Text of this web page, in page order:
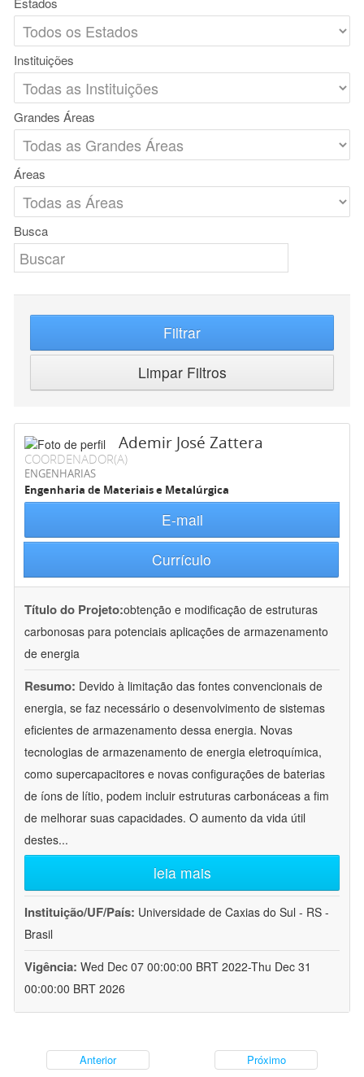
Instituições
Grandes Áreas
Áreas
Busca
Filtrar
Limpar Filtros
Ademir José Zattera
COORDENADOR(A)
ENGENHARIAS
Engenharia de Materiais e Metalúrgica
E-mail
Currículo
Título do Projeto:obtenção e modificação de estruturas
carbonosas para potenciais aplicações de armazenamento
de energia
Resumo: Devido à limitação das fontes convencionais de
energia, se faz necessário o desenvolvimento de sistemas
eficientes de armazenamento dessa energia. Novas
tecnologias de armazenamento de energia eletroquímica,
como supercapacitores e novas configurações de baterias
de íons de lítio, podem incluir estruturas carbonáceas a fim
de melhorar suas capacidades. O aumento da vida útil
destes...
leia mais
Instituição/UF/País: Universidade de Caxias do Sul - RS -
Brasil
Vigência: Wed Dec 07 00:00:00 BRT 2022-Thu Dec 31
00:00:00 BRT 2026
Anterior Próximo